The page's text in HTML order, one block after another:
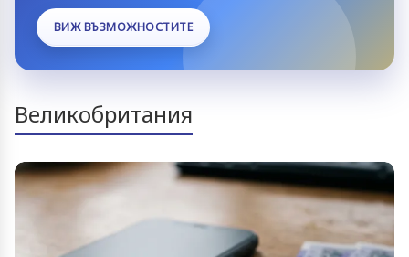
ВИЖ ВЪЗМОЖНОСТИТЕ
Великобритания